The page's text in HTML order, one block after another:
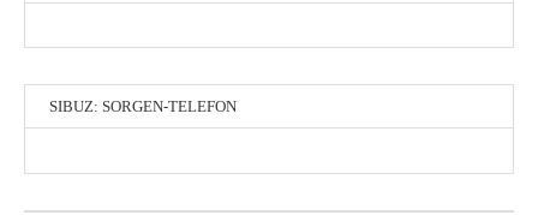
SIBUZ: SORGEN-TELEFON